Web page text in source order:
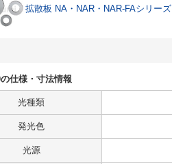
拡散板 NA・NAR・NAR-FAシリーズ
仕様・寸法情報
光種類
発光色
光源